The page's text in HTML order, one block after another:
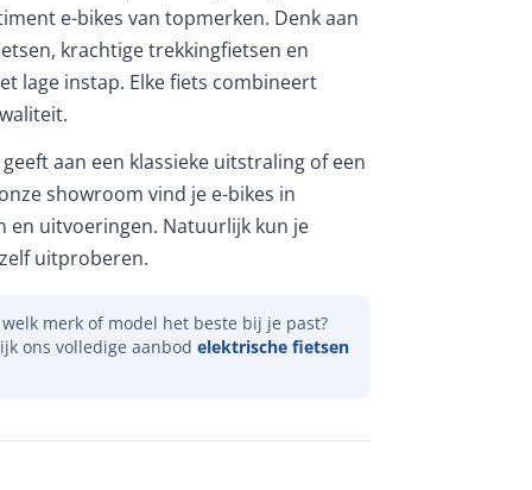
e-bikes van topmerken. Denk aan
krachtige trekkingfietsen en
lage instap. Elke fiets combineert
aan een klassieke uitstraling of een
showroom vind je e-bikes in
en uitvoeringen. Natuurlijk kun je
uitproberen.
merk of model het beste bij je past?
ons volledige aanbod elektrische fietsen